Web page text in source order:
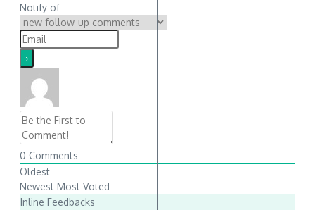
Notify of
0 Comments
Oldest
Newest Most Voted
Inline Feedbacks